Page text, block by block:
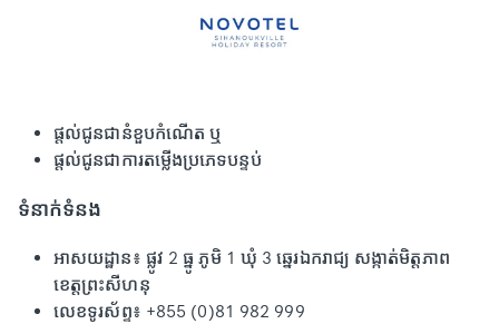
ផ្តល់ជូនជានំខួបកំណើត ឬ
ផ្តល់ជូនជាការតម្លើងប្រភេទបន្ទប់
ទំនាក់ទំនង
អាសយដ្ឋាន៖ ផ្លូវ 2 ធ្នូ ភូមិ 1 ឃុំ 3 ឆ្នេរឯករាជ្យ សង្កាត់មិត្តភាព
ខេត្តព្រះសីហនុ
លេខទូរស័ព្ទ៖ +855 (0)81 982 999